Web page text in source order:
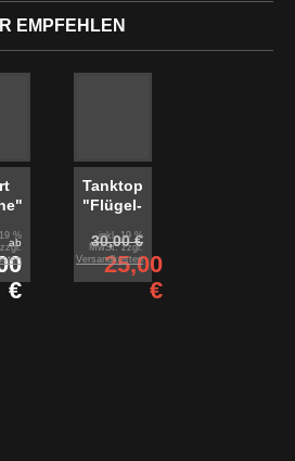
EMPFEHLEN
ab
€
%
Tanktop
"Flügel-
30,00 €
25,00
€
inkl. 19 %
MwSt. zzgl.
Versandkosten